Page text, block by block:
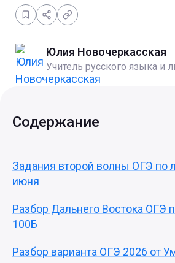
Юлия Новочеркасская
Учитель русского языка и
Содержание
Задания второй волны ОГЭ по
июня
Разбор Дальнего Востока ОГЭ
100Б
Разбор варианта ОГЭ 2026 от